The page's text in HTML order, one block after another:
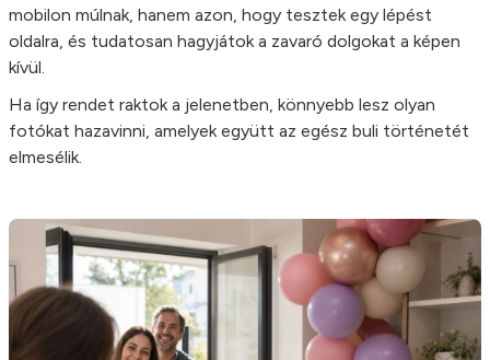
mobilon múlnak, hanem azon, hogy tesztek egy lépést
oldalra, és tudatosan hagyjátok a zavaró dolgokat a képen
kívül.
Ha így rendet raktok a jelenetben, könnyebb lesz olyan
fotókat hazavinni, amelyek együtt az egész buli történetét
elmesélik.